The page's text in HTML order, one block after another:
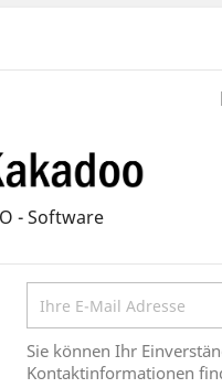
- Software
Sie können Ihr
Kontaktinformationen